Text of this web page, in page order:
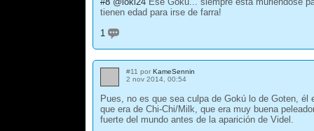
tienen edad para irse de farra!
1
#11 por KameSennin
2 nov 2014, 00:54
Pues, no es que sea culpa de Gokú lo de Goten,
que era de Chi-Chi/Milk, que era muy buena
fuerte del mundo antes de la aparición de Videl.